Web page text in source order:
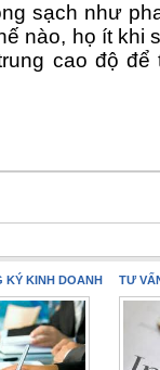
sạch như
nào, họ ít khi
cao độ
KÝ KINH DOANH TƯ